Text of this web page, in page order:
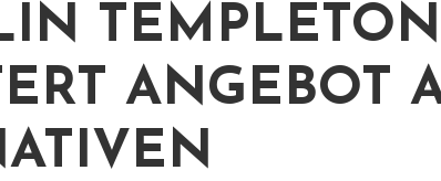
TEMPLETON
ANGEBOT